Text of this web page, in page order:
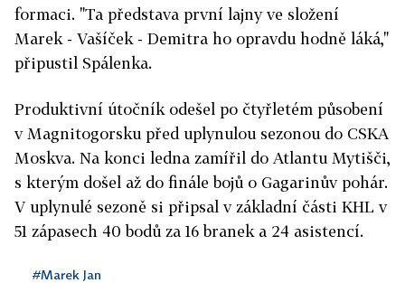
formaci. "Ta představa první lajny ve složení
Marek - Vašíček - Demitra ho opravdu hodně láká,"
připustil Spálenka.
Produktivní útočník odešel po čtyřletém působení
v Magnitogorsku před uplynulou sezonou do CSKA
Moskva. Na konci ledna zamířil do Atlantu Mytišči,
s kterým došel až do finále bojů o Gagarinův pohár.
V uplynulé sezoně si připsal v základní části KHL v
51 zápasech 40 bodů za 16 branek a 24 asistencí.
#Marek Jan